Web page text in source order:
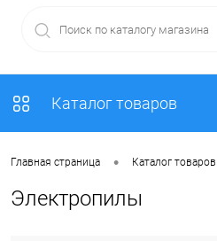
Каталог товаров
Главная страница • Каталог товаров
Электропилы